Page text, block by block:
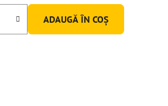
ADAUGĂ ÎN COŞ